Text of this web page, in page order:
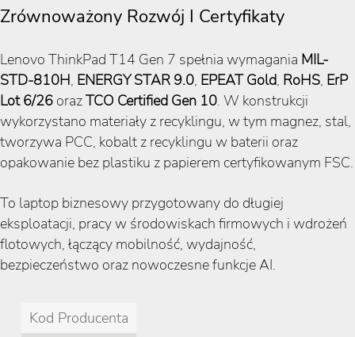
Zrównoważony Rozwój I Certyfikaty
Lenovo ThinkPad T14 Gen 7 spełnia wymagania MIL-
STD-810H, ENERGY STAR 9.0, EPEAT Gold, RoHS, ErP
Lot 6/26 orazTCO Certified Gen 10. W konstrukcji
wykorzystano materiały z recyklingu, w tym magnez, stal,
tworzywa PCC, kobalt z recyklingu w baterii oraz
opakowanie bez plastiku z papierem certyfikowanym FSC.
To laptop biznesowy przygotowany do długiej
eksploatacji, pracy w środowiskach firmowych i wdrożeń
flotowych, łączący mobilność, wydajność,
bezpieczeństwo oraz nowoczesne funkcje AI.
Kod Producenta